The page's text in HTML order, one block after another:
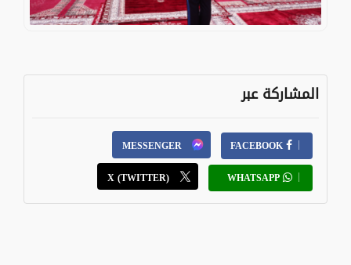
المشاركة عبر
FACEBOOK
MESSENGER
WHATSAPP
X (TWITTER)